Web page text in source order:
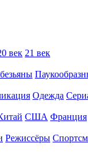
век 21 век
Одежда
США Франция
Режиссёры